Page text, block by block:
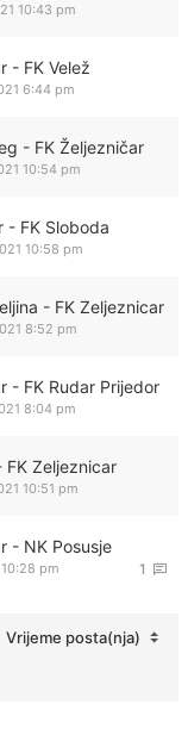
10:43 pm
- FK Velež
6:44 pm
- FK Željezničar
10:54 pm
- FK Sloboda
10:58 pm
- FK Zeljeznicar
8:52 pm
- FK Rudar Prijedor
8:04 pm
FK Zeljeznicar
10:51 pm
- NK Posusje
1
pm
Vrijeme posta(nja)